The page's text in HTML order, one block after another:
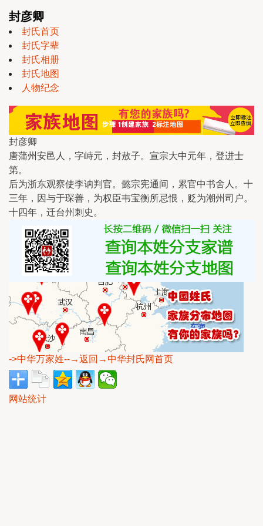
封彦卿
封氏首页
封氏字辈
封氏相册
封氏地图
人物纪念
封彦卿
唐蒲州安邑人，字峙元，封敖子。宣宗大中元年，登进士
第。
后为浙东观察使李讷判官。懿宗宪通间，累官中书舍人。十
三年，因与于琛善，为权臣韦宝衡所忌恨，贬为潮州司户。
十四年，迁台州刺史。
->中华万家姓--→返回→中华封氏网首页
网站统计